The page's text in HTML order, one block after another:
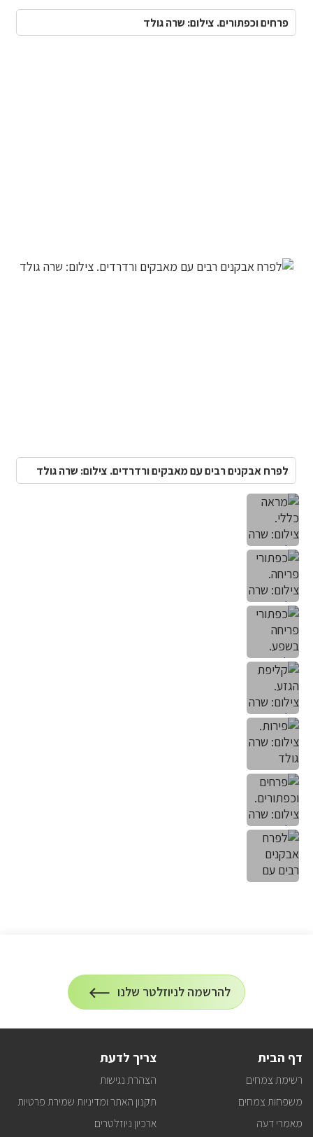
פרחים וכפתורים. צילום: שרה גולד
לפרח אבקנים רבים עם מאבקים ורדרדים. צילום: שרה גולד
הרשמה
להרשמה לניוזלטר שלנו
על
הרשמה
דף הבית
רשימת צמחים
משפחות צמחים
מאמרי דעה
צריך לדעת
הצהרת נגישות
תקנון האתר ומדיניות שמירת פרטיות
ארכיון ניוזלטרים